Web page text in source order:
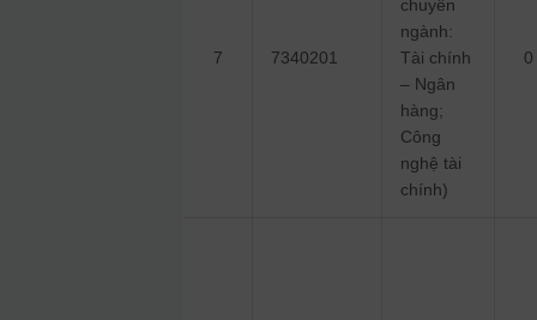
7 7340201
chuyên
ngành:
Tài chính
– Ngân
hàng;
Công
nghệ tài
chính)
0